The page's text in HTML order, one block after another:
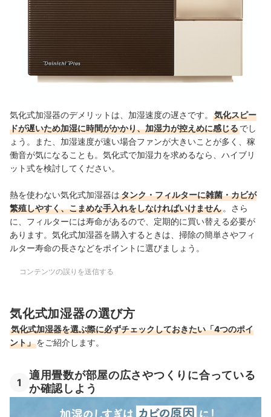
気化式加湿器のデメリットは、加湿速度の遅さです。
気化スピー
ドが遅いため加湿に時間がかかり、加湿力が控えめに感じるでし
ょう。また、加湿速度が速い場合ファンが大きいことが多く、稼
働音が気になることも。気化式で加湿力を求めるなら、ハイブリ
ット式を検討してください。
熱を使わない気化式加湿器はタンク・フィルターに雑菌・カビが
繁殖しやすく、こまめな手入れをしなければいけません 。さら
に、フィルターには寿命があるので、定期的に買い替える必要が
あります。気化式加湿器を購入するときは、掃除の簡単さやフィ
ルター寿命の長さなどをポイントに選びましょう。
コンテンツの誤りを送信する
気化式加湿器の選び方
気化式加湿器を選ぶ際に必ずチェックしておきたい「4つのポイ
ント」をご紹介します。
1
適用畳数が部屋の広さやつくりに合っている
か確認しよう